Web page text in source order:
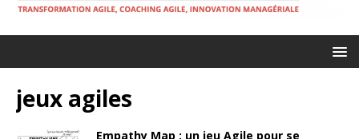
jeux agiles
Empathy Map : un jeu Agile pour se